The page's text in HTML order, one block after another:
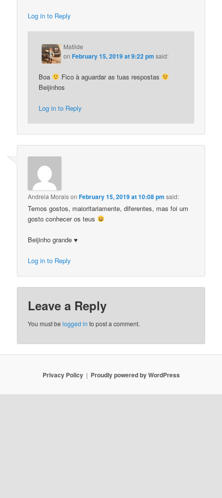
Log in to Reply
Matilde
onFebruary 15, 2019 at 9:22 pm said:
Boa
Fico à aguardar as tuas respostas
Beijinhos
Log in to Reply
Andreia MoraisonFebruary 15, 2019 at 10:08 pm said:
Temos gostos, maioritariamente, diferentes, mas foi um
gosto conhecer os teus
Beijinho grande ♥
Log in to Reply
Leave a Reply
You must belogged in to post a comment.
Privacy Policy Proudly powered by WordPress